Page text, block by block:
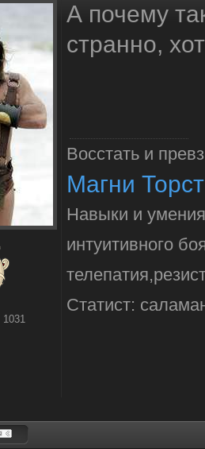
1031
А почему
странно,
Восстать и
Магни
Навыки и
интуитивного
Статист: